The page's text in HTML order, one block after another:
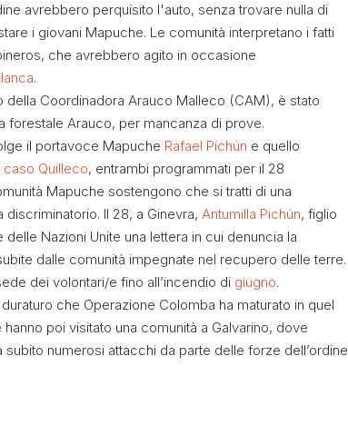
avrebbero perquisito l'auto, senza trovare nulla di
i giovani Mapuche. Le comunità interpretano i fatti
che avrebbero agito in occasione
.
della Coordinadora Arauco Malleco (CAM), è stato
Arauco, per mancanza di prove.
il portavoce Mapuche Rafael Pichún e quello
caso Quilleco, entrambi programmati per il 28
Mapuche sostengono che si tratti di una
discriminatorio. Il 28, a Ginevra,Antumilla Pichún, figlio
Nazioni Unite una lettera in cui denuncia la
dalle comunità impegnate nel recupero delle terre.
dei volontari/e fino all’incendio di giugno.
che Operazione Colomba ha maturato in quel
poi visitato una comunità a Galvarino, dove
numerosi attacchi da parte delle forze dell’ordine